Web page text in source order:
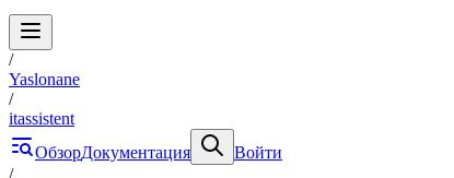
/
Yaslonane
/
itassistent
ОбзорДокументация
Войти
/